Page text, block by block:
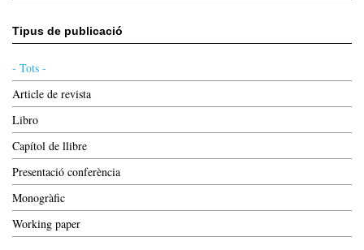
Tipus de publicació
- Tots -
Article de revista
Libro
Capítol de llibre
Presentació conferència
Monogràfic
Working paper